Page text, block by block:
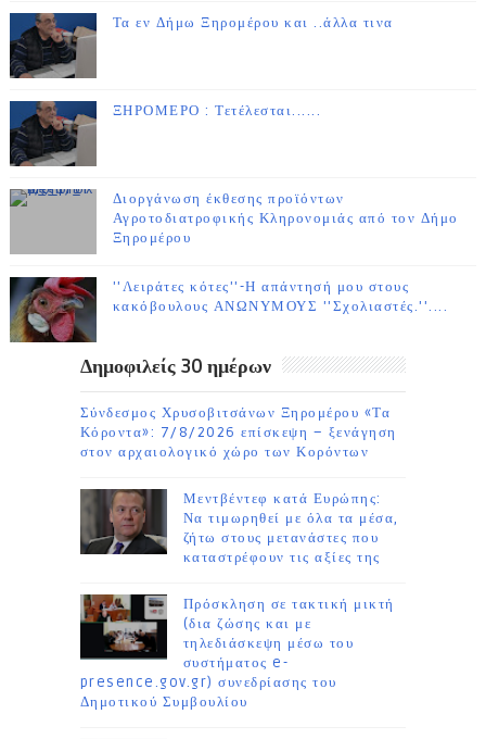
Τα εν Δήμω Ξηρομέρου και ..άλλα τινα
ΞΗΡΟΜΕΡΟ : Τετέλεσται......
Διοργάνωση έκθεσης προϊόντων
Αγροτοδιατροφικής Κληρονομιάς από τον Δήμο
Ξηρομέρου
''Λειράτες κότες''-Η απάντησή μου στους
κακόβουλους ΑΝΩΝΥΜΟΥΣ ''Σχολιαστές.''....
Δημοφιλείς 30 ημέρων
Σύνδεσμος Χρυσοβιτσάνων Ξηρομέρου «Τα
Κόροντα»: 7/8/2026 επίσκεψη – ξενάγηση
στον αρχαιολογικό χώρο των Κορόντων
Μεντβέντεφ κατά Ευρώπης:
Να τιμωρηθεί με όλα τα μέσα,
ζήτω στους μετανάστες που
καταστρέφουν τις αξίες της
Πρόσκληση σε τακτική μικτή
(δια ζώσης και με
τηλεδιάσκεψη μέσω του
συστήματος e-
presence.gov.gr) συνεδρίασης του
Δημοτικού Συμβουλίου